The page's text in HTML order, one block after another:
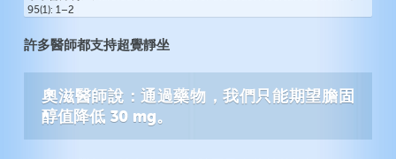
95(1): 1–2
許多醫師都支持超覺靜坐
奧滋醫師說：通過藥物，我們只能期望膽固
醇值降低 30 mg。